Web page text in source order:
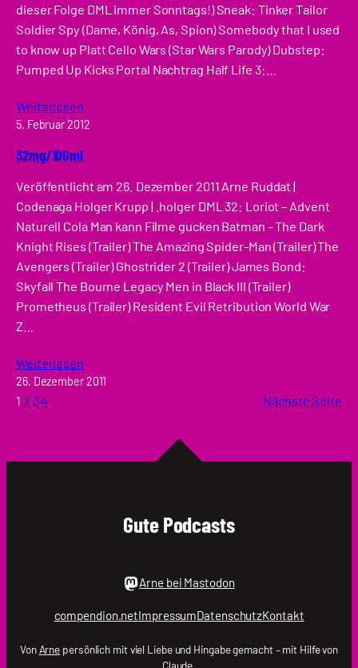
dieser Folge DML immer Sonntags!) Sneak: Tinker Tailor
Soldier Spy (Dame, König, As, Spion) Somebody that I used
to know up Platt Cello Wars (Star Wars Parody) Dubstep:
Pumped Up Kicks Portal Nachtrag Half Life 3:…
Weiterlesen
5. Februar 2012
32mg/100ml
Veröffentlicht am 26. Dezember 2011 Arne Ruddat |
Codenaga Holger Krupp | .holger DML 32: Loriot – Advent
Naturell Cola Man kann Filme gucken Batman – The Dark
Knight Rises (Trailer) The Amazing Spider-Man (Trailer) The
Avengers (Trailer) Ghostrider 2 (Trailer) James Bond:
Skyfall The Bourne Legacy Men in Black III (Trailer)
Prometheus (Trailer) Resident Evil Retribution World War
Z…
Weiterlesen
26. Dezember 2011
1 2 34 Nächste Seite
Gute Podcasts
Arne bei Mastodon
compendion.netImpressumDatenschutzKontakt
VonArne persönlich mit viel Liebe und Hingabe gemacht – mit Hilfe von